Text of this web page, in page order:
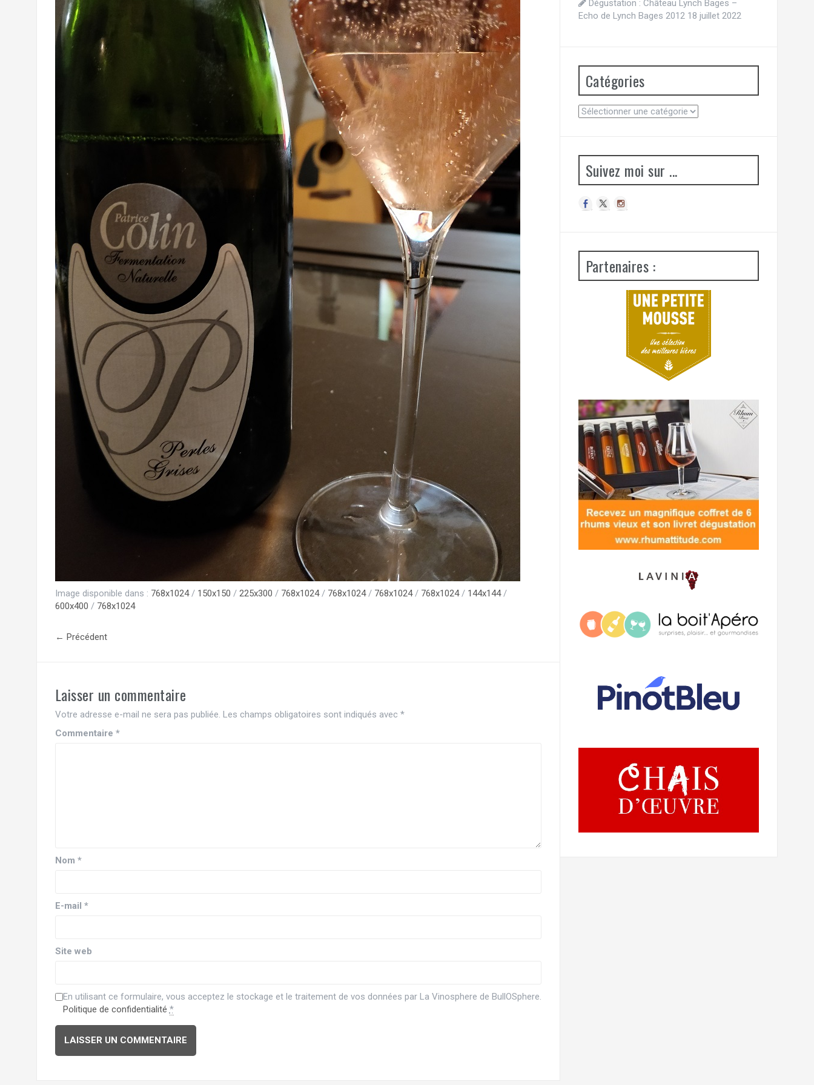
Image disponible dans : 768x1024/ 150x150 / 225x300 / 768x1024/ 768x1024/ 768x1024/ 768x1024/ 144x144/
600x400 / 768x1024
← Précédent
Laisser un commentaire
Votre adresse e-mail ne sera pas publiée. Les champs obligatoires sont indiqués avec *
Commentaire *
Nom *
E-mail *
Site web
En utilisant ce formulaire, vous acceptez le stockage et le traitement de vos données par La Vinosphere de BullOSphere.
Politique de confidentialité *
Dégustation : Château Lynch Bages –
Echo de Lynch Bages 2012 18 juillet 2022
Catégories
Catégories
Suivez moi sur ...
Partenaires :